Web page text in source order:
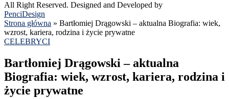
All Right Reserved. Designed and Developed by
PenciDesign
Strona główna » Bartłomiej Drągowski – aktualna Biografia: wiek,
wzrost, kariera, rodzina i życie prywatne
CELEBRYCI
Bartłomiej Drągowski – aktualna
Biografia: wiek, wzrost, kariera, rodzina i
życie prywatne